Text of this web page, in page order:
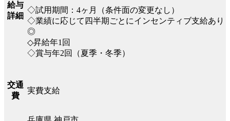
給与
詳細
◇試用期間：4ヶ月（条件面の変更なし）
◇業績に応じて四半期ごとにインセンティブ支給あり
◎
◇昇給年1回
◇賞与年2回（夏季・冬季）
交通
費
実費支給